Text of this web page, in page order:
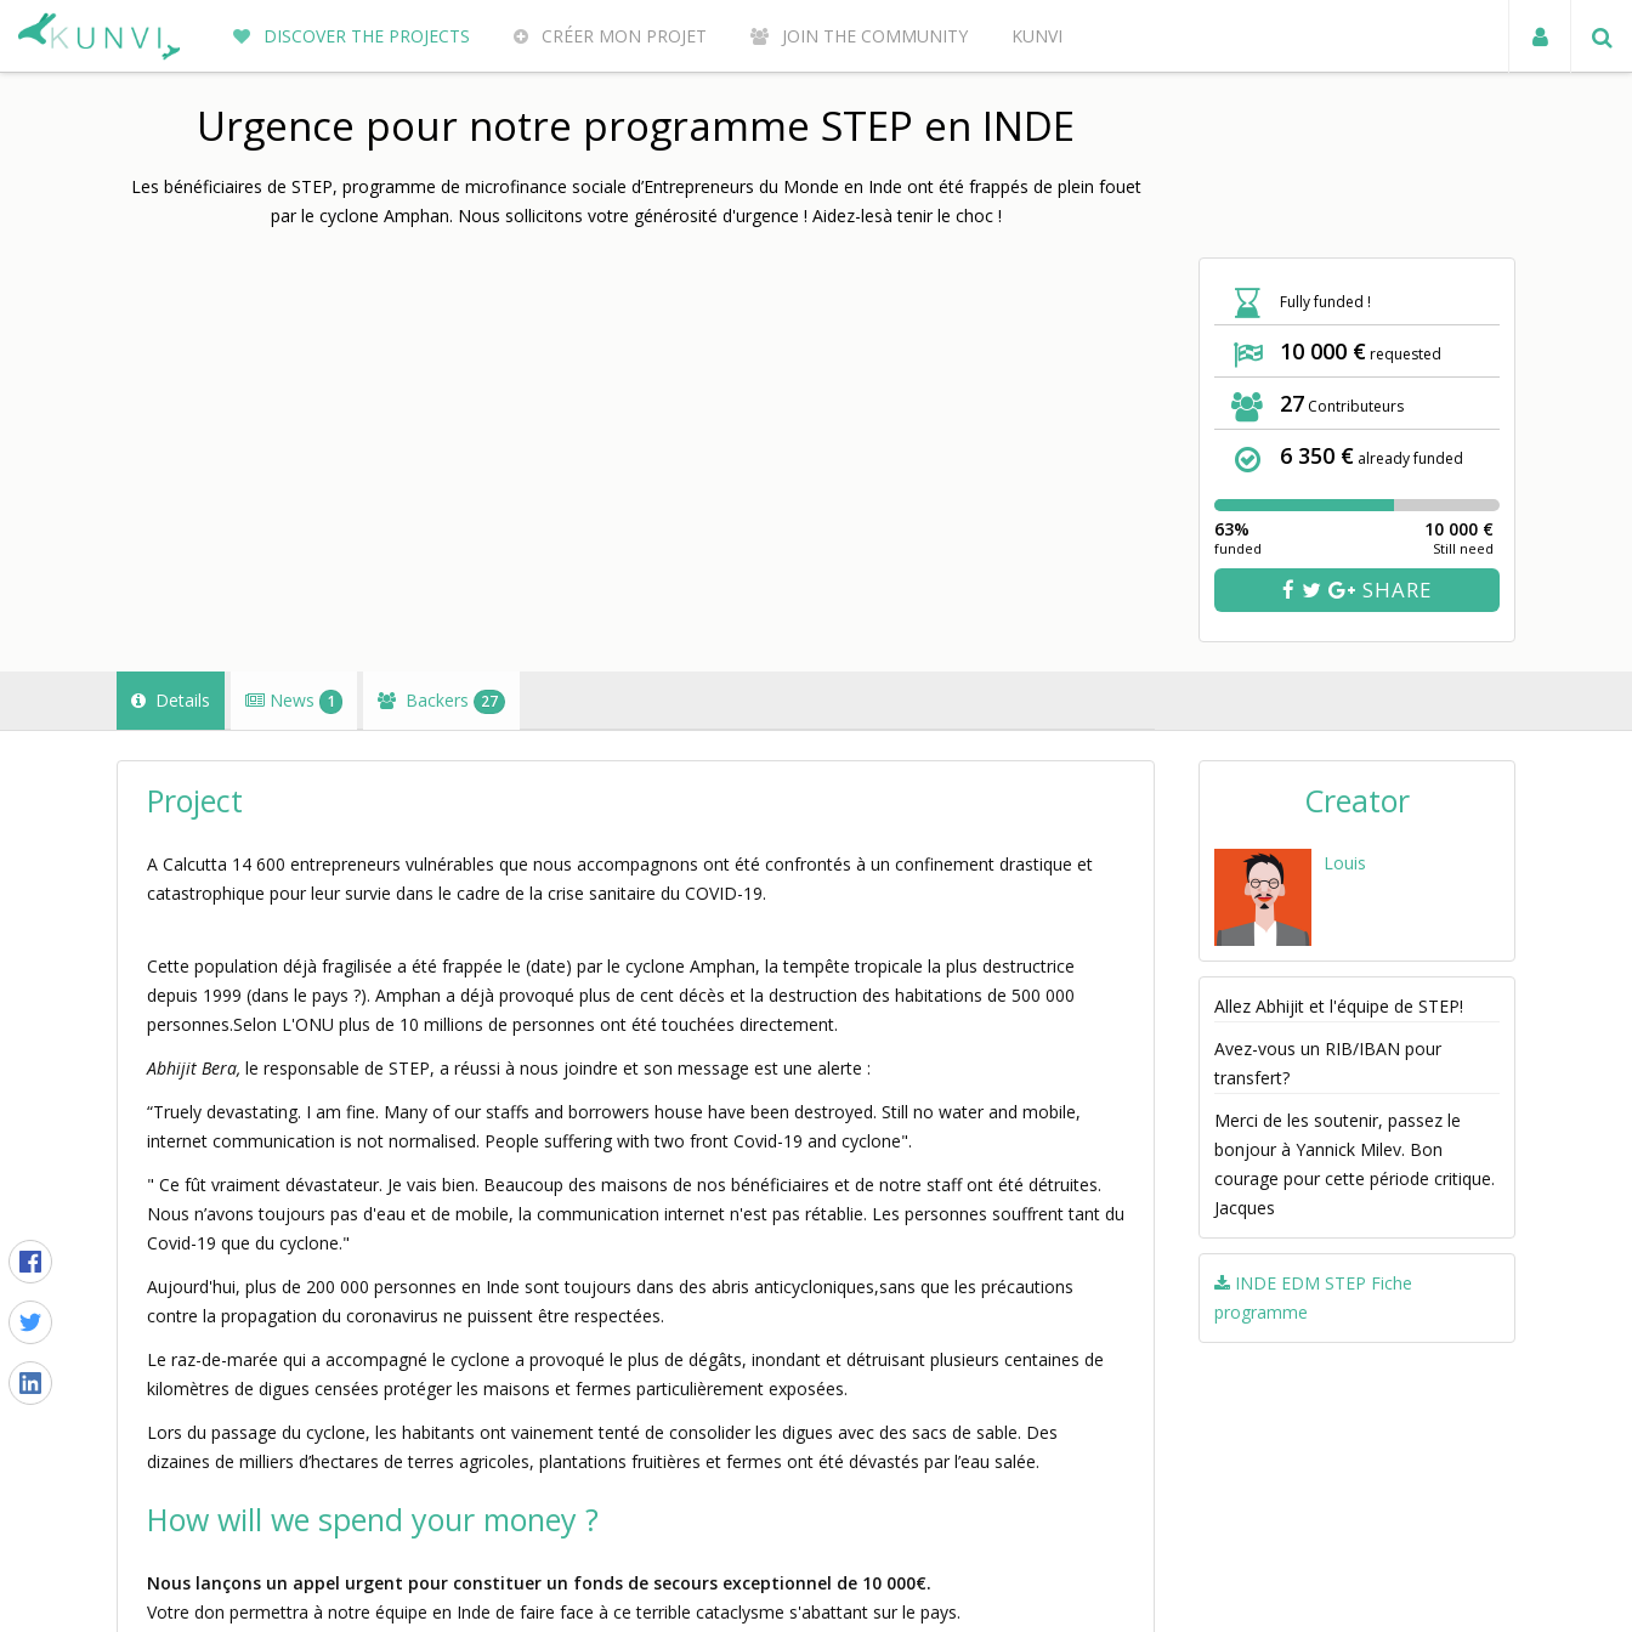
DISCOVER THE PROJECTS CRÉER MON PROJET JOIN THE COMMUNITY KUNVI
WHY CONTRIBUTE TO THE KUNVI CROWDFUNDING SITE? ACTUALITÉS
Urgence pour notre programme STEP en INDE
Les bénéficiaires de STEP, programme de microfinance sociale d’Entrepreneurs du Monde en Inde ont été frappés de plein fouet
par le cyclone Amphan. Nous sollicitons votre générosité d'urgence ! Aidez-lesà tenir le choc !
Fully funded !
10 000 €requested
27 Contributeurs
6 350 € already funded
63%
funded
10 000 €
Still need
SHARE
Details News 1 Backers 27
Project
A Calcutta 14 600 entrepreneurs vulnérables que nous accompagnons ont été confrontés à un confinement drastique et
catastrophique pour leur survie dans le cadre de la crise sanitaire du COVID-19.
Cette population déjà fragilisée a été frappée le (date) par le cyclone Amphan, la tempête tropicale la plus destructrice
depuis 1999 (dans le pays ?). Amphan a déjà provoqué plus de cent décès et la destruction des habitations de 500 000
personnes.Selon L'ONU plus de 10 millions de personnes ont été touchées directement.
Abhijit Bera, le responsable de STEP, a réussi à nous joindre et son message est une alerte :
“Truely devastating. I am fine. Many of our staffs and borrowers house have been destroyed. Still no water and mobile,
internet communication is not normalised. People suffering with two front Covid-19 and cyclone".
" Ce fût vraiment dévastateur. Je vais bien. Beaucoup des maisons de nos bénéficiaires et de notre staff ont été détruites.
Nous n’avons toujours pas d'eau et de mobile, la communication internet n'est pas rétablie. Les personnes souffrent tant du
Covid-19 que du cyclone."
Aujourd'hui, plus de 200 000 personnes en Inde sont toujours dans des abris anticycloniques,sans que les précautions
contre la propagation du coronavirus ne puissent être respectées.
Le raz-de-marée qui a accompagné le cyclone a provoqué le plus de dégâts, inondant et détruisant plusieurs centaines de
kilomètres de digues censées protéger les maisons et fermes particulièrement exposées.
Lors du passage du cyclone, les habitants ont vainement tenté de consolider les digues avec des sacs de sable. Des
dizaines de milliers d’hectares de terres agricoles, plantations fruitières et fermes ont été dévastés par l’eau salée.
How will we spend your money ?
Nous lançons un appel urgent pour constituer un fonds de secours exceptionnel de 10 000€.
Votre don permettra à notre équipe en Inde de faire face à ce terrible cataclysme s'abattant sur le pays.
Creator
Louis
Allez Abhijit et l'équipe de STEP!
Avez-vous un RIB/IBAN pour
transfert?
Merci de les soutenir, passez le
bonjour à Yannick Milev. Bon
courage pour cette période critique.
Jacques
INDE EDM STEP Fiche
programme